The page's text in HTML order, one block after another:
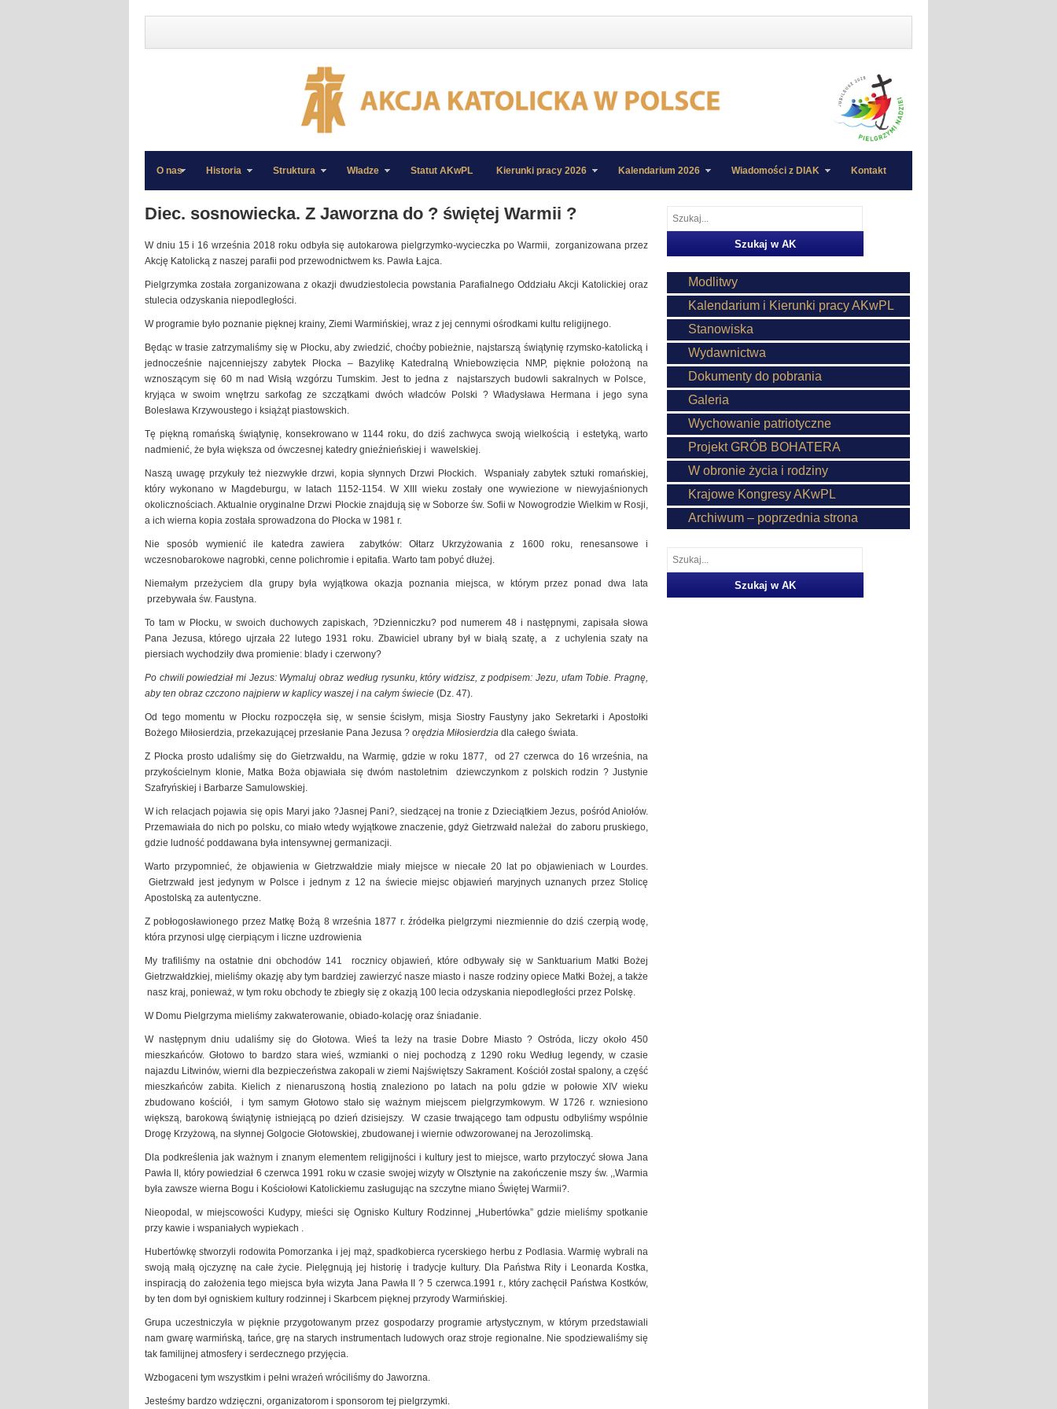
»
»
O nas Historia Struktura Władze Statut AKwPL Kierunki pracy 2026 Kalendarium 2026 Wiadomości z DIAK Kontakt
Diec. sosnowiecka. Z Jaworzna do ? świętej Warmii ?
W dniu 15 i 16 września 2018 roku odbyła się autokarowa pielgrzymko-wycieczka po Warmii, zorganizowana przez
Akcję Katolicką z naszej parafii pod przewodnictwem ks. Pawła Łajca.
Pielgrzymka została zorganizowana z okazji dwudziestolecia powstania Parafialnego Oddziału Akcji Katolickiej oraz
stulecia odzyskania niepodległości.
W programie było poznanie pięknej krainy, Ziemi Warmińskiej, wraz z jej cennymi ośrodkami kultu religijnego.
Będąc w trasie zatrzymaliśmy się w Płocku, aby zwiedzić, choćby pobieżnie, najstarszą świątynię rzymsko-katolicką i
jednocześnie najcenniejszy zabytek Płocka – Bazylikę Katedralną Wniebowzięcia NMP, pięknie położoną na
wznoszącym się 60 m nad Wisłą wzgórzu Tumskim. Jest to jedna z najstarszych budowli sakralnych w Polsce,
kryjąca w swoim wnętrzu sarkofag ze szczątkami dwóch władców Polski ? Władysława Hermana i jego syna
Bolesława Krzywoustego i książąt piastowskich.
Tę piękną romańską świątynię, konsekrowano w 1144 roku, do dziś zachwyca swoją wielkością i estetyką, warto
nadmienić, że była większa od ówczesnej katedry gnieźnieńskiej i wawelskiej.
Naszą uwagę przykuły też niezwykłe drzwi, kopia słynnych Drzwi Płockich. Wspaniały zabytek sztuki romańskiej,
który wykonano w Magdeburgu, w latach 1152-1154. W XIII wieku zostały one wywiezione w niewyjaśnionych
okolicznościach. Aktualnie oryginalne Drzwi Płockie znajdują się w Soborze św. Sofii w Nowogrodzie Wielkim w Rosji,
a ich wierna kopia została sprowadzona do Płocka w 1981 r.
Nie sposób wymienić ile katedra zawiera zabytków: Ołtarz Ukrzyżowania z 1600 roku, renesansowe i
wczesnobarokowe nagrobki, cenne polichromie i epitafia. Warto tam pobyć dłużej.
Niemałym przeżyciem dla grupy była wyjątkowa okazja poznania miejsca, w którym przez ponad dwa lata
przebywała św. Faustyna.
To tam w Płocku, w swoich duchowych zapiskach, ?Dzienniczku? pod numerem 48 i następnymi, zapisała słowa
Pana Jezusa, którego ujrzała 22 lutego 1931 roku. Zbawiciel ubrany był w białą szatę, a z uchylenia szaty na
piersiach wychodziły dwa promienie: blady i czerwony?
Po chwili powiedział mi Jezus: Wymaluj obraz według rysunku, który widzisz, z podpisem: Jezu, ufam Tobie. Pragnę,
aby ten obraz czczono najpierw w kaplicy waszej i na całym świecie (Dz. 47).
Od tego momentu w Płocku rozpoczęła się, w sensie ścisłym, misja Siostry Faustyny jako Sekretarki i Apostołki
Bożego Miłosierdzia, przekazującej przesłanie Pana Jezusa ? orędzia Miłosierdzia dla całego świata.
Z Płocka prosto udaliśmy się do Gietrzwałdu, na Warmię, gdzie w roku 1877, od 27 czerwca do 16 września, na
przykościelnym klonie, Matka Boża objawiała się dwóm nastoletnim dziewczynkom z polskich rodzin ? Justynie
Szafryńskiej i Barbarze Samulowskiej.
W ich relacjach pojawia się opis Maryi jako ?Jasnej Pani?, siedzącej na tronie z Dzieciątkiem Jezus, pośród Aniołów.
Przemawiała do nich po polsku, co miało wtedy wyjątkowe znaczenie, gdyż Gietrzwałd należał do zaboru pruskiego,
gdzie ludność poddawana była intensywnej germanizacji.
Warto przypomnieć, że objawienia w Gietrzwałdzie miały miejsce w niecałe 20 lat po objawieniach w Lourdes.
Gietrzwałd jest jedynym w Polsce i jednym z 12 na świecie miejsc objawień maryjnych uznanych przez Stolicę
Apostolską za autentyczne.
Z pobłogosławionego przez Matkę Bożą 8 września 1877 r. źródełka pielgrzymi niezmiennie do dziś czerpią wodę,
która przynosi ulgę cierpiącym i liczne uzdrowienia
My trafiliśmy na ostatnie dni obchodów 141 rocznicy objawień, które odbywały się w Sanktuarium Matki Bożej
Gietrzwałdzkiej, mieliśmy okazję aby tym bardziej zawierzyć nasze miasto i nasze rodziny opiece Matki Bożej, a także
nasz kraj, ponieważ, w tym roku obchody te zbiegły się z okazją 100 lecia odzyskania niepodległości przez Polskę.
W Domu Pielgrzyma mieliśmy zakwaterowanie, obiado-kolację oraz śniadanie.
W następnym dniu udaliśmy się do Głotowa. Wieś ta leży na trasie Dobre Miasto ? Ostróda, liczy około 450
mieszkańców. Głotowo to bardzo stara wieś, wzmianki o niej pochodzą z 1290 roku Według legendy, w czasie
najazdu Litwinów, wierni dla bezpieczeństwa zakopali w ziemi Najświętszy Sakrament. Kościół został spalony, a część
mieszkańców zabita. Kielich z nienaruszoną hostią znaleziono po latach na polu gdzie w połowie XIV wieku
zbudowano kościół, i tym samym Głotowo stało się ważnym miejscem pielgrzymkowym. W 1726 r. wzniesiono
większą, barokową świątynię istniejącą po dzień dzisiejszy. W czasie trwającego tam odpustu odbyliśmy wspólnie
Drogę Krzyżową, na słynnej Golgocie Głotowskiej, zbudowanej i wiernie odwzorowanej na Jerozolimską.
Dla podkreślenia jak ważnym i znanym elementem religijności i kultury jest to miejsce, warto przytoczyć słowa Jana
Pawła II, który powiedział 6 czerwca 1991 roku w czasie swojej wizyty w Olsztynie na zakończenie mszy św. ,,Warmia
była zawsze wierna Bogu i Kościołowi Katolickiemu zasługując na szczytne miano Świętej Warmii?.
Nieopodal, w miejscowości Kudypy, mieści się Ognisko Kultury Rodzinnej „Hubertówka” gdzie mieliśmy spotkanie
przy kawie i wspaniałych wypiekach .
Hubertówkę stworzyli rodowita Pomorzanka i jej mąż, spadkobierca rycerskiego herbu z Podlasia. Warmię wybrali na
swoją małą ojczyznę na całe życie. Pielęgnują jej historię i tradycje kultury. Dla Państwa Rity i Leonarda Kostka,
inspiracją do założenia tego miejsca była wizyta Jana Pawła II ? 5 czerwca.1991 r., który zachęcił Państwa Kostków,
by ten dom był ogniskiem kultury rodzinnej i Skarbcem pięknej przyrody Warmińskiej.
Grupa uczestniczyła w pięknie przygotowanym przez gospodarzy programie artystycznym, w którym przedstawiali
nam gwarę warmińską, tańce, grę na starych instrumentach ludowych oraz stroje regionalne. Nie spodziewaliśmy się
tak familijnej atmosfery i serdecznego przyjęcia.
Wzbogaceni tym wszystkim i pełni wrażeń wróciliśmy do Jaworzna.
Jesteśmy bardzo wdzięczni, organizatorom i sponsorom tej pielgrzymki.
Modlitwy
Kalendarium i Kierunki pracy AKwPL
Stanowiska
Wydawnictwa
Dokumenty do pobrania
Galeria
Wychowanie patriotyczne
Projekt GRÓB BOHATERA
W obronie życia i rodziny
Krajowe Kongresy AKwPL
Archiwum – poprzednia strona